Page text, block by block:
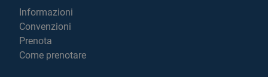
Informazioni
Convenzioni
Prenota
Come prenotare